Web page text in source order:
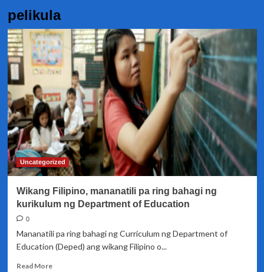
pelikula
Uncategorized
Wikang Filipino, mananatili pa ring bahagi ng
kurikulum ng Department of Education
0
Mananatili pa ring bahagi ng Curriculum ng Department of
Education (Deped) ang wikang Filipino o...
Read MoreRead